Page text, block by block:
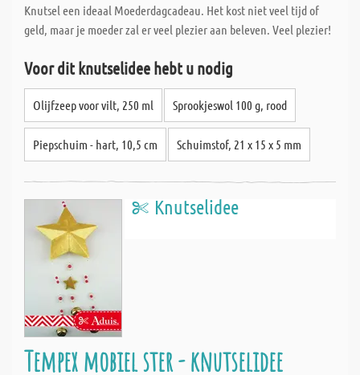
Knutsel een ideaal Moederdagcadeau. Het kost niet veel tijd of
geld, maar je moeder zal er veel plezier aan beleven. Veel plezier!
Voor dit knutselidee hebt u nodig
Olijfzeep voor vilt, 250 ml Sprookjeswol 100 g, rood
Piepschuim - hart, 10,5 cm Schuimstof, 21 x 15 x 5 mm
Knutselidee
Tempex mobiel ster - knutselidee